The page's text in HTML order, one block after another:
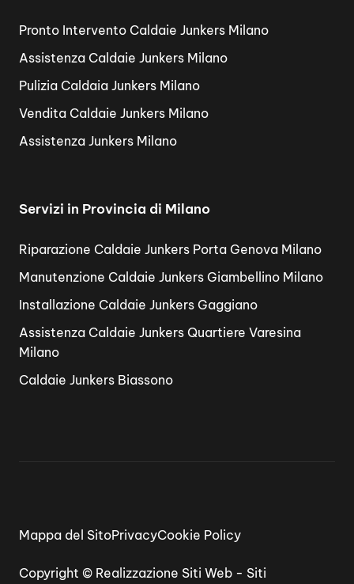
Pronto Intervento Caldaie Junkers Milano
Assistenza Caldaie Junkers Milano
Pulizia Caldaia Junkers Milano
Vendita Caldaie Junkers Milano
Assistenza Junkers Milano
Servizi in Provincia di Milano
Riparazione Caldaie Junkers Porta Genova Milano
Manutenzione Caldaie Junkers Giambellino Milano
Installazione Caldaie Junkers Gaggiano
Assistenza Caldaie Junkers Quartiere Varesina
Milano
Caldaie Junkers Biassono
Copyright © Realizzazione Siti Web - Siti
Mappa del SitoPrivacyCookie Policy